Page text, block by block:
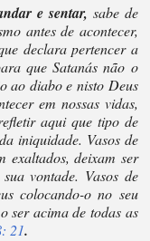
e sentar, sabe de
antes de acontecer,
declara pertencer a
que Satanás não o
ao diabo e nisto Deus
em nossas vidas,
aqui que tipo de
iniquidade. Vasos de
exaltados, deixam ser
vontade. Vasos de
colocando-o no seu
ser acima de todas as
21.